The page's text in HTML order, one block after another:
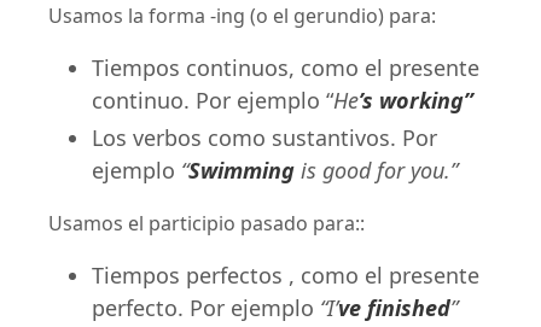
Usamos la forma -ing (o el gerundio) para:
Tiempos continuos, como el presente
continuo. Por ejemplo “He’s working”
Los verbos como sustantivos. Por
ejemplo “Swimming is good for you.”
Usamos el participio pasado para::
Tiempos perfectos , como el presente
perfecto. Por ejemplo “I’ve finished”